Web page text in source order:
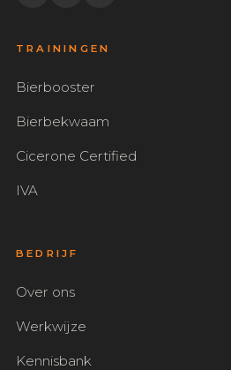
TRAININGEN
Bierbooster
Bierbekwaam
Cicerone Certified
IVA
BEDRIJF
Over ons
Werkwijze
Kennisbank